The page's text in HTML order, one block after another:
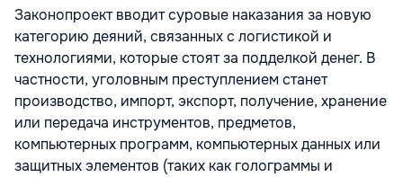
Законопроект вводит суровые наказания за новую
категорию деяний, связанных с логистикой и
технологиями, которые стоят за подделкой денег. В
частности, уголовным преступлением станет
производство, импорт, экспорт, получение, хранение
или передача инструментов, предметов,
компьютерных программ, компьютерных данных или
защитных элементов (таких как голограммы и